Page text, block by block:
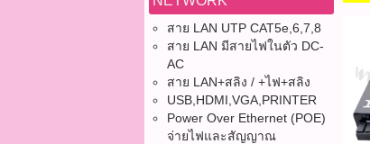
สาย LAN UTP CAT5e,6,7,8
สาย LAN มีสายไฟในตัว DC-
AC
สาย LAN+สลิง / +ไฟ+สลิง
USB,HDMI,VGA,PRINTER
Power Over Ethernet (POE)
จ่ายไฟและสัญญาณ